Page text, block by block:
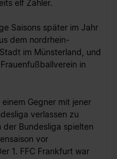
elf Zähler.
Saisons später im Jahr
dem nordrhein-
im Münsterland, und
in
Gegner mit jener
verlassen zu
der Bundesliga spielten
vor
1. FFC Frankfurt war